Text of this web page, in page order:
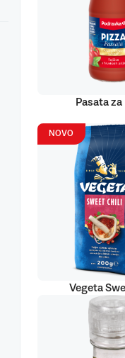
Pasata
NOVO
Vegeta